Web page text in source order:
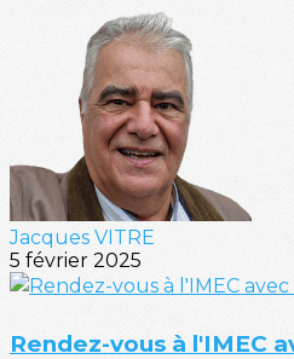
Jacques VITRE
5 février 2025
Rendez-vous à l'IMEC